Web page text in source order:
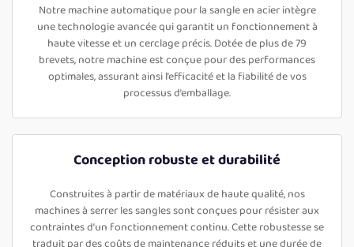
Notre machine automatique pour la sangle en acier intègre
une technologie avancée qui garantit un fonctionnement à
haute vitesse et un cerclage précis. Dotée de plus de 79
brevets, notre machine est conçue pour des performances
optimales, assurant ainsi l’efficacité et la fiabilité de vos
processus d’emballage.
Conception robuste et durabilité
Construites à partir de matériaux de haute qualité, nos
machines à serrer les sangles sont conçues pour résister aux
contraintes d’un fonctionnement continu. Cette robustesse se